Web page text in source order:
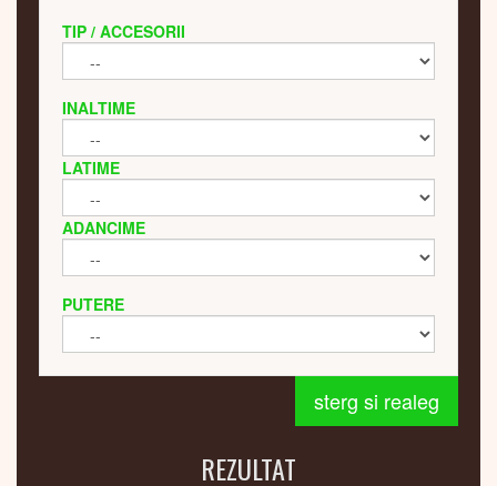
TIP / ACCESORII
INALTIME
LATIME
ADANCIME
PUTERE
sterg si realeg
REZULTAT